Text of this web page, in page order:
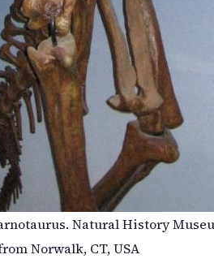
Natural History
Norwalk, CT, USA